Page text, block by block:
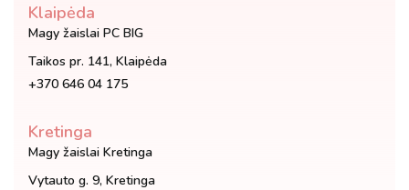
Klaipėda
Magy žaislai PC BIG
Taikos pr. 141, Klaipėda
+370 646 04 175
Kretinga
Magy žaislai Kretinga
Vytauto g. 9, Kretinga